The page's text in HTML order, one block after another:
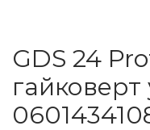
GDS 24